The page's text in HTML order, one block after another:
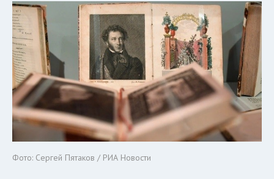
Фото: Сергей Пятаков / РИА Новости